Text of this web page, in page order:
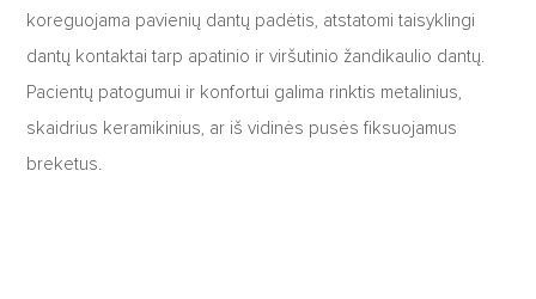
koreguojama pavienių dantų padėtis, atstatomi taisyklingi
dantų kontaktai tarp apatinio ir viršutinio žandikaulio dantų.
Pacientų patogumui ir konfortui galima rinktis metalinius,
skaidrius keramikinius, ar iš vidinės pusės fiksuojamus
breketus.